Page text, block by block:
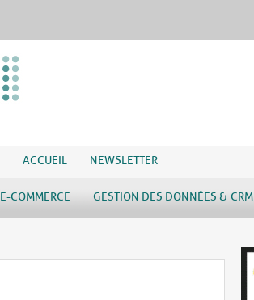
ACCUEIL NEWSLETTER
E-COMMERCE GESTION DES DONNÉES & CRM